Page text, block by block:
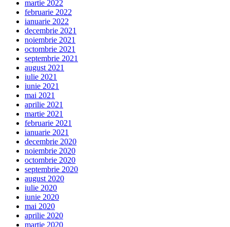
martie 2022
februarie 2022
ianuarie 2022
decembrie 2021
noiembrie 2021
octombrie 2021
septembrie 2021
august 2021
iulie 2021
iunie 2021
mai 2021
aprilie 2021
martie 2021
februarie 2021
ianuarie 2021
decembrie 2020
noiembrie 2020
octombrie 2020
septembrie 2020
august 2020
iulie 2020
iunie 2020
mai 2020
aprilie 2020
martie 2020